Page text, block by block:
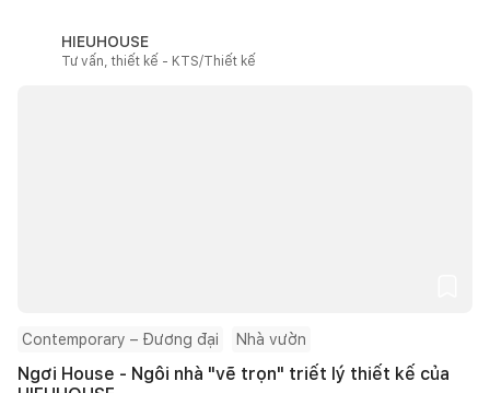
HIEUHOUSE
Tư vấn, thiết kế - KTS/Thiết kế
Contemporary – Đương đại Nhà vườn
Ngơi House - Ngôi nhà "vẽ trọn" triết lý thiết kế của